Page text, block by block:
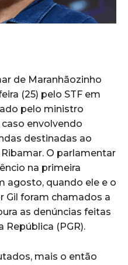
de Maranhãozinho
(25) pelo STF em
pelo ministro
envolvendo
destinadas ao
O parlamentar
na primeira
agosto, quando ele e o
foram chamados a
as denúncias feitas
República (PGR).
mais o então